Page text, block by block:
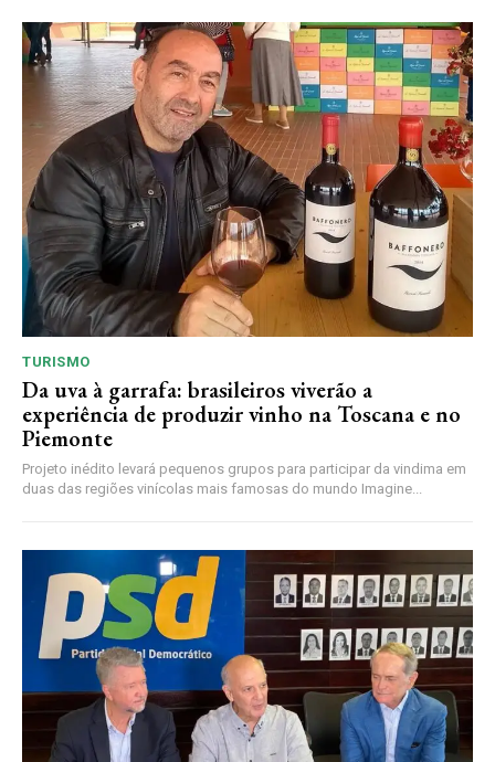
TURISMO
Da uva à garrafa: brasileiros viverão a
experiência de produzir vinho na Toscana e no
Piemonte
Projeto inédito levará pequenos grupos para participar da vindima em
duas das regiões vinícolas mais famosas do mundo Imagine...